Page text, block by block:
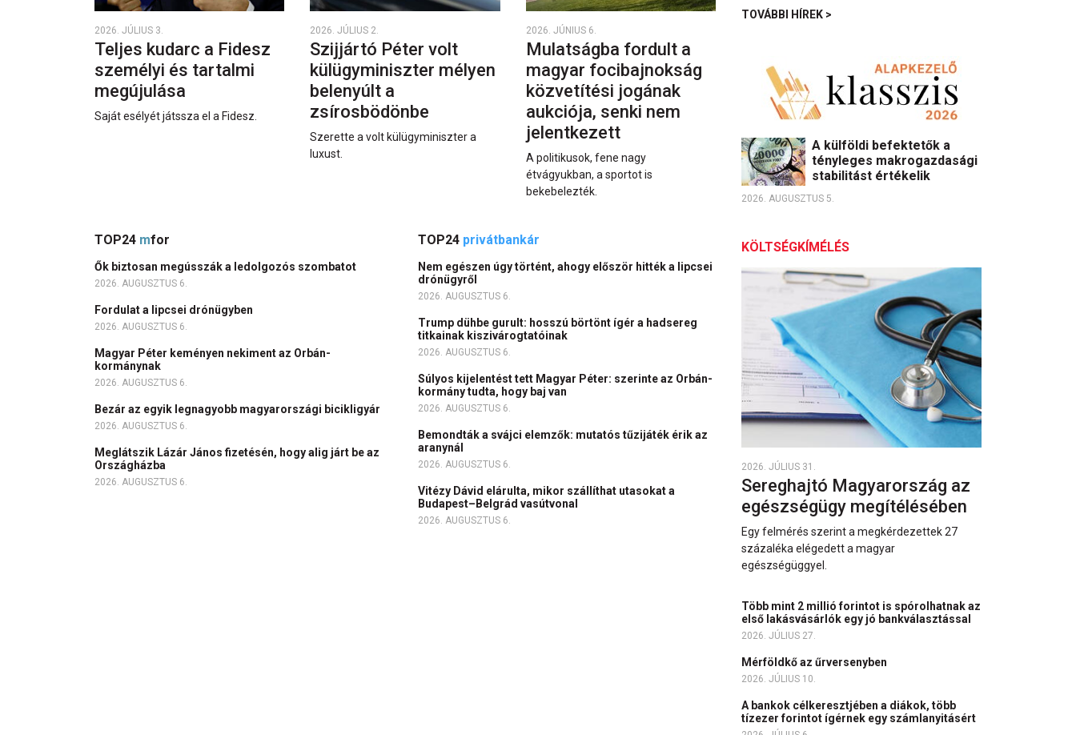
2026. JÚLIUS 3.
Teljes kudarc a Fidesz
személyi és tartalmi
megújulása
Saját esélyét játssza el a Fidesz.
2026. JÚLIUS 2.
Szijjártó Péter volt
külügyminiszter mélyen
belenyúlt a
zsírosbödönbe
Szerette a volt külügyminiszter a
luxust.
2026. JÚNIUS 6.
Mulatságba fordult a
magyar focibajnokság
közvetítési jogának
aukciója, senki nem
jelentkezett
A politikusok, fene nagy
étvágyukban, a sportot is
bekebelezték.
TOP24 mfor
Ők biztosan megússzák a ledolgozós szombatot
2026. AUGUSZTUS 6.
Fordulat a lipcsei drónügyben
2026. AUGUSZTUS 6.
Magyar Péter keményen nekiment az Orbán-
kormánynak
2026. AUGUSZTUS 6.
Bezár az egyik legnagyobb magyarországi bicikligyár
2026. AUGUSZTUS 6.
Meglátszik Lázár János fizetésén, hogy alig járt be az
Országházba
2026. AUGUSZTUS 6.
TOP24 privátbankár
Nem egészen úgy történt, ahogy először hitték a lipcsei
drónügyről
2026. AUGUSZTUS 6.
Trump dühbe gurult: hosszú börtönt ígér a hadsereg
titkainak kiszivárogtatóinak
2026. AUGUSZTUS 6.
Súlyos kijelentést tett Magyar Péter: szerinte az Orbán-
kormány tudta, hogy baj van
2026. AUGUSZTUS 6.
Bemondták a svájci elemzők: mutatós tűzijáték érik az
aranynál
2026. AUGUSZTUS 6.
Vitézy Dávid elárulta, mikor szállíthat utasokat a
Budapest–Belgrád vasútvonal
2026. AUGUSZTUS 6.
TOVÁBBI HÍREK >
A külföldi befektetők a
tényleges makrogazdasági
stabilitást értékelik
2026. AUGUSZTUS 5.
KÖLTSÉGKÍMÉLÉS
2026. JÚLIUS 31.
Sereghajtó Magyarország az
egészségügy megítélésében
Egy felmérés szerint a megkérdezettek 27
százaléka elégedett a magyar
egészségüggyel.
Több mint 2 millió forintot is spórolhatnak az
első lakásvásárlók egy jó bankválasztással
2026. JÚLIUS 27.
Mérföldkő az űrversenyben
2026. JÚLIUS 10.
A bankok célkeresztjében a diákok, több
tízezer forintot ígérnek egy számlanyitásért